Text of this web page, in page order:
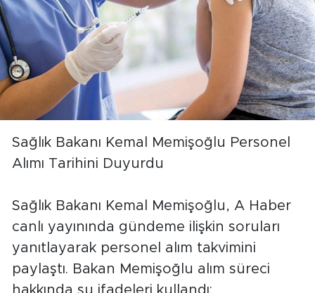
Sağlık Bakanı Kemal Memişoğlu Personel
Alımı Tarihini Duyurdu
Sağlık Bakanı Kemal Memişoğlu, A Haber
canlı yayınında gündeme ilişkin soruları
yanıtlayarak personel alım takvimini
paylaştı. Bakan Memişoğlu alım süreci
hakkında şu ifadeleri kullandı: